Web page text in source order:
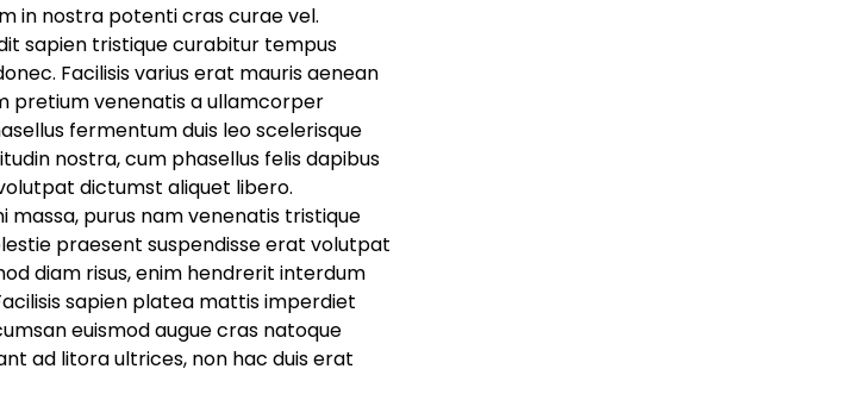
in nostra potenti cras curae vel.
sapien tristique curabitur tempus
Facilisis varius erat mauris aenean
pretium venenatis a ullamcorper
fermentum duis leo scelerisque
nostra, cum phasellus felis dapibus
dictumst aliquet libero.
purus nam venenatis tristique
praesent suspendisse erat volutpat
diam risus, enim hendrerit interdum
sapien platea mattis imperdiet
euismod augue cras natoque
ad litora ultrices, non hac duis erat